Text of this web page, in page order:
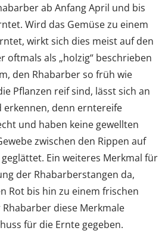
ab Anfang April und bis
Wird das Gemüse zu einem
wirkt sich dies meist auf den
oftmals als „holzig“ beschrieben
den Rhabarber so früh wie
Pflanzen reif sind, lässt sich an
erkennen, denn erntereife
und haben keine gewellten
zwischen den Rippen auf
Ein weiteres Merkmal für
der Rhabarberstangen da,
Rot bis hin zu einem frischen
diese Merkmale
für die Ernte gegeben.